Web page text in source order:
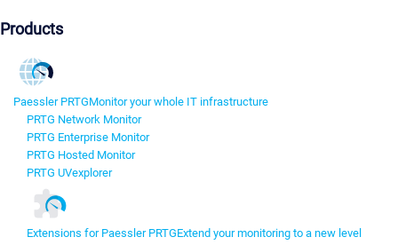
Products
Paessler PRTGMonitor your whole IT infrastructure
PRTG Network Monitor
PRTG Enterprise Monitor
PRTG Hosted Monitor
PRTG UVexplorer
Extensions for Paessler PRTGExtend your monitoring to a new level